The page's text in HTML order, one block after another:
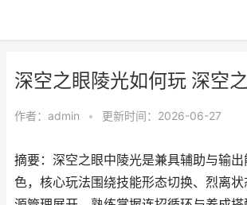
深空之眼陵光如何玩 深空
作者： admin • 更新时间：2026-06-27
摘要：深空之眼中陵光是兼具辅助与输
色，核心玩法围绕技能形态切换、烈离